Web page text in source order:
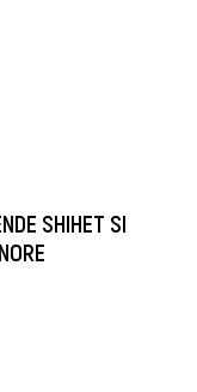
SHIHET SI